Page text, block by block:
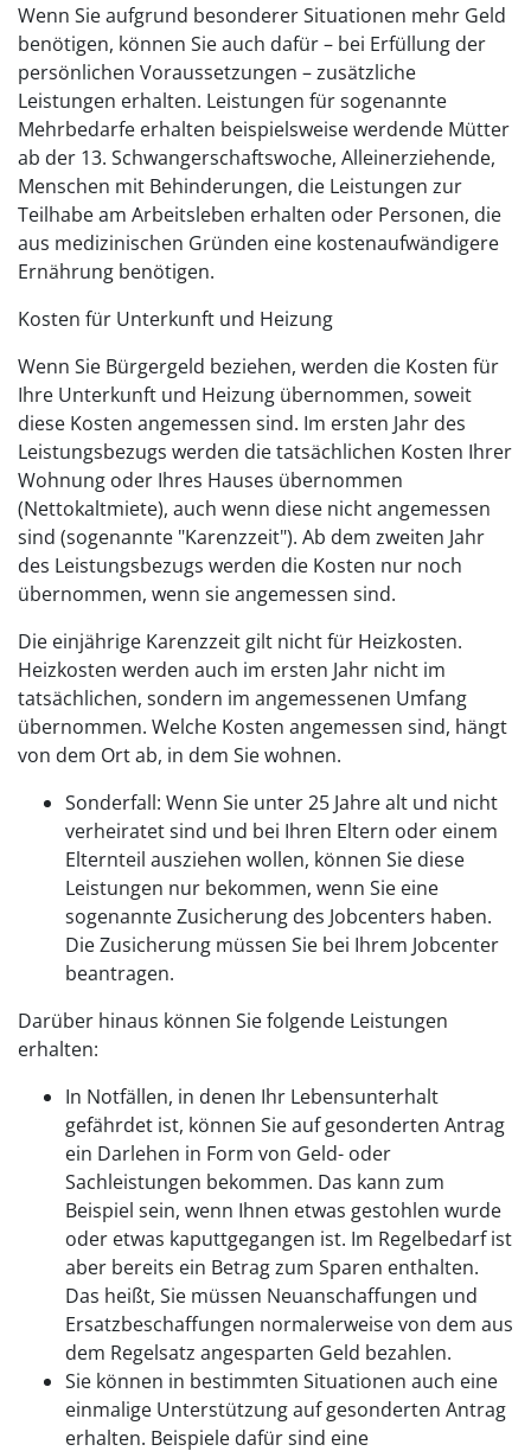
Wenn Sie aufgrund besonderer Situationen mehr Geld
benötigen, können Sie auch dafür – bei Erfüllung der
persönlichen Voraussetzungen – zusätzliche
Leistungen erhalten. Leistungen für sogenannte
Mehrbedarfe erhalten beispielsweise werdende Mütter
ab der 13. Schwangerschaftswoche, Alleinerziehende,
Menschen mit Behinderungen, die Leistungen zur
Teilhabe am Arbeitsleben erhalten oder Personen, die
aus medizinischen Gründen eine kostenaufwändigere
Ernährung benötigen.
Kosten für Unterkunft und Heizung
Wenn Sie Bürgergeld beziehen, werden die Kosten für
Ihre Unterkunft und Heizung übernommen, soweit
diese Kosten angemessen sind. Im ersten Jahr des
Leistungsbezugs werden die tatsächlichen Kosten Ihrer
Wohnung oder Ihres Hauses übernommen
(Nettokaltmiete), auch wenn diese nicht angemessen
sind (sogenannte "Karenzzeit"). Ab dem zweiten Jahr
des Leistungsbezugs werden die Kosten nur noch
übernommen, wenn sie angemessen sind.
Die einjährige Karenzzeit gilt nicht für Heizkosten.
Heizkosten werden auch im ersten Jahr nicht im
tatsächlichen, sondern im angemessenen Umfang
übernommen. Welche Kosten angemessen sind, hängt
von dem Ort ab, in dem Sie wohnen.
Sonderfall: Wenn Sie unter 25 Jahre alt und nicht
verheiratet sind und bei Ihren Eltern oder einem
Elternteil ausziehen wollen, können Sie diese
Leistungen nur bekommen, wenn Sie eine
sogenannte Zusicherung des Jobcenters haben.
Die Zusicherung müssen Sie bei Ihrem Jobcenter
beantragen.
Darüber hinaus können Sie folgende Leistungen
erhalten:
In Notfällen, in denen Ihr Lebensunterhalt
gefährdet ist, können Sie auf gesonderten Antrag
ein Darlehen in Form von Geld- oder
Sachleistungen bekommen. Das kann zum
Beispiel sein, wenn Ihnen etwas gestohlen wurde
oder etwas kaputtgegangen ist. Im Regelbedarf ist
aber bereits ein Betrag zum Sparen enthalten.
Das heißt, Sie müssen Neuanschaffungen und
Ersatzbeschaffungen normalerweise von dem aus
dem Regelsatz angesparten Geld bezahlen.
Sie können in bestimmten Situationen auch eine
einmalige Unterstützung auf gesonderten Antrag
erhalten. Beispiele dafür sind eine